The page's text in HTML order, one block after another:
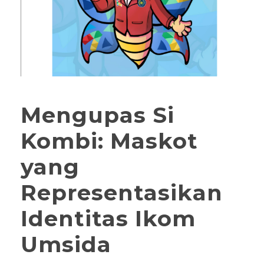
Mengupas Si
Kombi: Maskot
yang
Representasikan
Identitas Ikom
Umsida